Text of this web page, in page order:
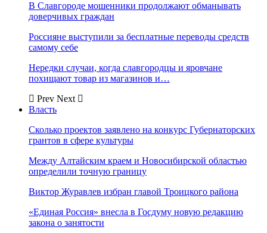
В Славгороде мошенники продолжают обманывать
доверчивых граждан
Россияне выступили за бесплатные переводы средств
самому себе
Нередки случаи, когда славгородцы и яровчане
похищают товар из магазинов и…
Prev Next
Власть
Сколько проектов заявлено на конкурс Губернаторских
грантов в сфере культуры
Между Алтайским краем и Новосибирской областью
определили точную границу
Виктор Журавлев избран главой Троицкого района
«Единая Россия» внесла в Госдуму новую редакцию
закона о занятости